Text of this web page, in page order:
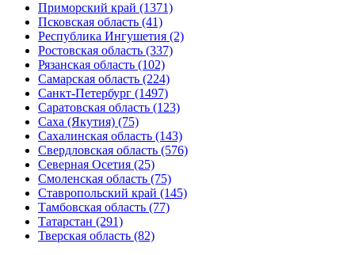
Приморский край (1371)
Псковская область (41)
Республика Ингушетия (2)
Ростовская область (337)
Рязанская область (102)
Самарская область (224)
Санкт-Петербург (1497)
Саратовская область (123)
Саха (Якутия) (75)
Сахалинская область (143)
Свердловская область (576)
Северная Осетия (25)
Смоленская область (75)
Ставропольский край (145)
Тамбовская область (77)
Татарстан (291)
Тверская область (82)